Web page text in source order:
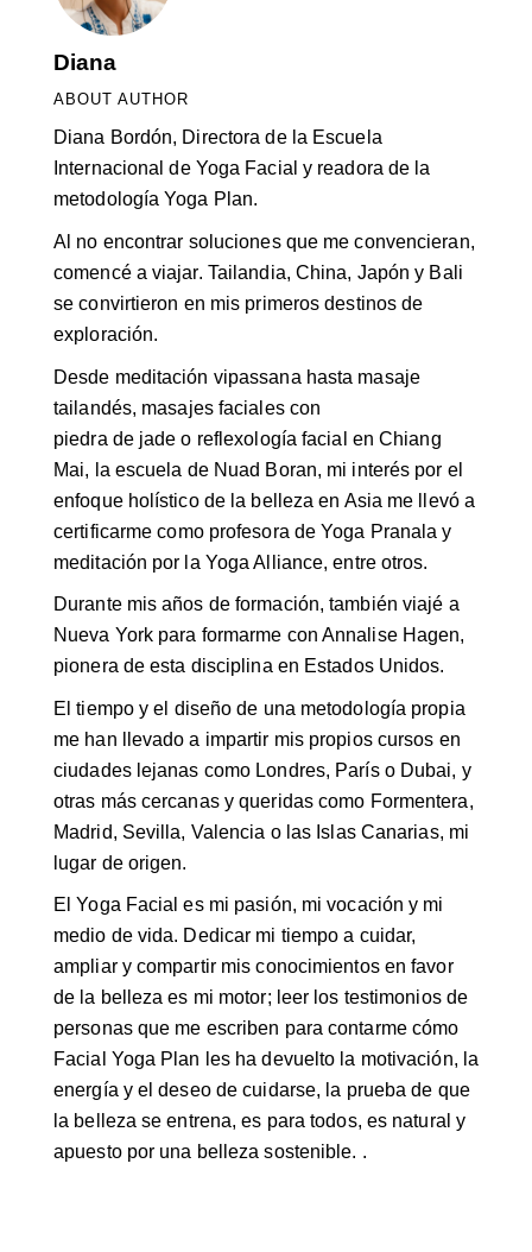
Diana
ABOUT AUTHOR
Diana Bordón, Directora de la Escuela
Internacional de Yoga Facial y readora de la
metodología Yoga Plan.
Al no encontrar soluciones que me convencieran,
comencé a viajar. Tailandia, China, Japón y Bali
se convirtieron en mis primeros destinos de
exploración.
Desde meditación vipassana hasta masaje
tailandés, masajes faciales con
piedra de jade o reflexología facial en Chiang
Mai, la escuela de Nuad Boran, mi interés por el
enfoque holístico de la belleza en Asia me llevó a
certificarme como profesora de Yoga Pranala y
meditación por la Yoga Alliance, entre otros.
Durante mis años de formación, también viajé a
Nueva York para formarme con Annalise Hagen,
pionera de esta disciplina en Estados Unidos.
El tiempo y el diseño de una metodología propia
me han llevado a impartir mis propios cursos en
ciudades lejanas como Londres, París o Dubai, y
otras más cercanas y queridas como Formentera,
Madrid, Sevilla, Valencia o las Islas Canarias, mi
lugar de origen.
El Yoga Facial es mi pasión, mi vocación y mi
medio de vida. Dedicar mi tiempo a cuidar,
ampliar y compartir mis conocimientos en favor
de la belleza es mi motor; leer los testimonios de
personas que me escriben para contarme cómo
Facial Yoga Plan les ha devuelto la motivación, la
energía y el deseo de cuidarse, la prueba de que
la belleza se entrena, es para todos, es natural y
apuesto por una belleza sostenible. .